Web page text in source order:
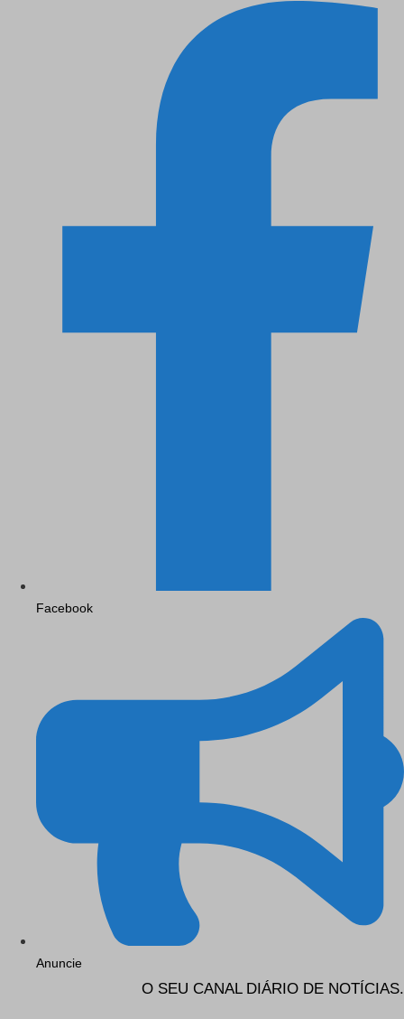
Facebook
Anuncie
O SEU CANAL DIÁRIO DE NOTÍCIAS.